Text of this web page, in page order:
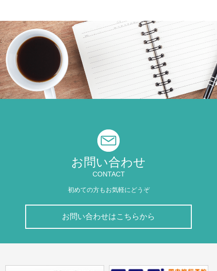
お問い合わせ
CONTACT
初めての方もお気軽にどうぞ
お問い合わせはこちらから